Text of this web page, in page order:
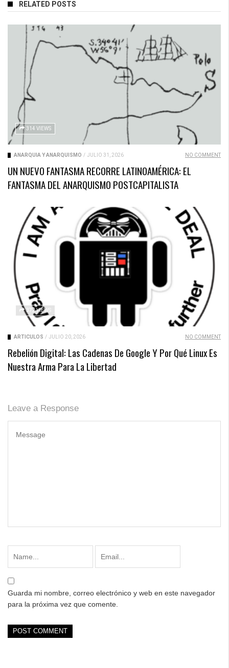
RELATED POSTS
314 VIEWS
ANARQUÍA Y ANARQUISMO / JULIO 31, 2026 NO COMMENT
UN NUEVO FANTASMA RECORRE LATINOAMÉRICA: EL
FANTASMA DEL ANARQUISMO POSTCAPITALISTA
372 VIEWS
ARTICULOS / JULIO 20, 2026 NO COMMENT
Rebelión Digital: Las Cadenas De Google Y Por Qué Linux Es
Nuestra Arma Para La Libertad
Leave a Response
Guarda mi nombre, correo electrónico y web en este navegador
para la próxima vez que comente.